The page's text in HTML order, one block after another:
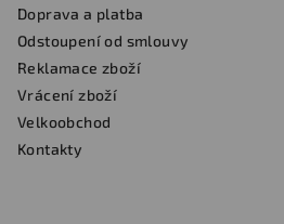
Doprava a platba
Odstoupení od smlouvy
Reklamace zboží
Vrácení zboží
Velkoobchod
Kontakty